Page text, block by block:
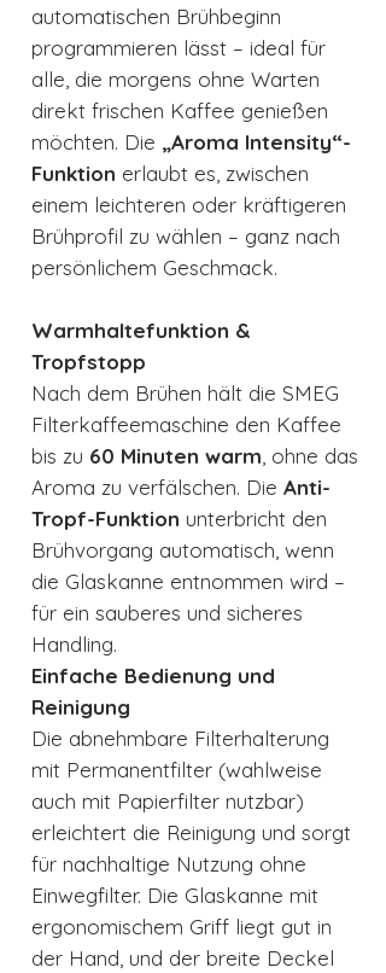
automatischen Brühbeginn
programmieren lässt – ideal für
alle, die morgens ohne Warten
direkt frischen Kaffee genießen
möchten. Die „Aroma Intensity“-
Funktion erlaubt es, zwischen
einem leichteren oder kräftigeren
Brühprofil zu wählen – ganz nach
persönlichem Geschmack.
Warmhaltefunktion &
Tropfstopp
Nach dem Brühen hält die SMEG
Filterkaffeemaschine den Kaffee
bis zu 60 Minuten warm, ohne das
Aroma zu verfälschen. Die Anti-
Tropf-Funktion unterbricht den
Brühvorgang automatisch, wenn
die Glaskanne entnommen wird –
für ein sauberes und sicheres
Handling.
Einfache Bedienung und
Reinigung
Die abnehmbare Filterhalterung
mit Permanentfilter (wahlweise
auch mit Papierfilter nutzbar)
erleichtert die Reinigung und sorgt
für nachhaltige Nutzung ohne
Einwegfilter. Die Glaskanne mit
ergonomischem Griff liegt gut in
der Hand, und der breite Deckel